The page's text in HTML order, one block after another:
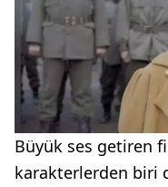
Büyük ses getiren
karakterlerden biri